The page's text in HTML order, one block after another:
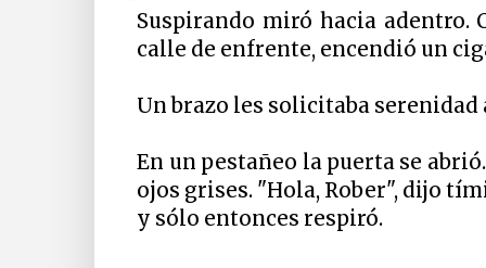
Suspirando miró hacia adentro.
calle de enfrente, encendió un
Un brazo les solicitaba serenidad
En un pestañeo la puerta se
ojos grises. "Hola, Rober", dijo
y sólo entonces respiró.